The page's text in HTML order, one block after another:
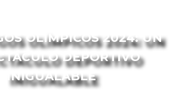
OLÍMPICOS 2024: UN
DEPORTIVO
INIGUALABLE